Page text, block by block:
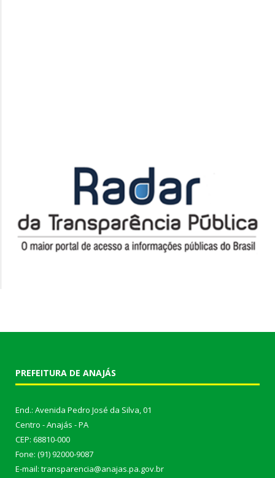
PREFEITURA DE ANAJÁS
End.: Avenida Pedro José da Silva, 01
Centro - Anajás - PA
CEP: 68810-000
Fone: (91) 92000-9087
E-mail: transparencia@anajas.pa.gov.br